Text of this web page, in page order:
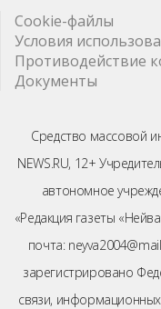
Cookie-файлы
Условия
Противодействие
Документы
Средство массовой
NEWS.RU, 12+
автономное
«Редакция газеты
почта:
зарегистрировано
связи,